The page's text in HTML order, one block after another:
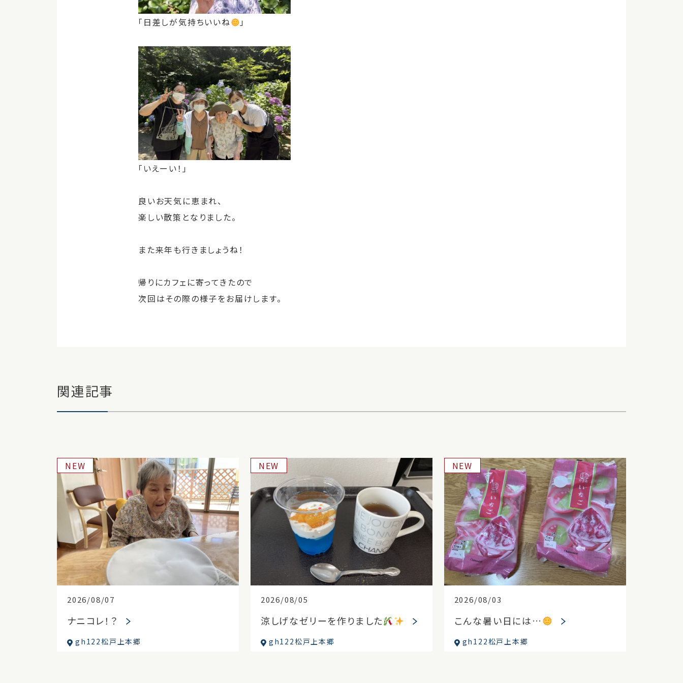
「日差しが気持ちいいね 」
「いえーい！」
良いお天気に恵まれ、
楽しい散策となりました。
また来年も行きましょうね！
帰りにカフェに寄ってきたので
次回はその際の様子をお届けします。
関連記事
2026/08/07
NEW
ナニコレ！？
gh122松戸上本郷
2026/08/05
NEW
涼しげなゼリーを作りました
gh122松戸上本郷
2026/08/03
NEW
こんな暑い日には…
gh122松戸上本郷